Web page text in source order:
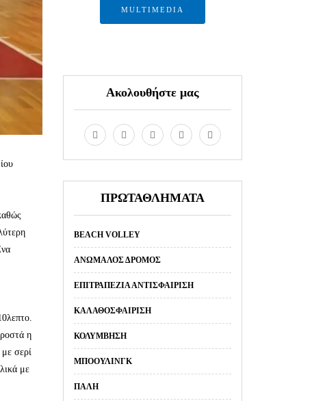
η
σερί
με
MULTIMEDIA
Ακολουθήστε μας
ΠΡΩΤΑΘΛΗΜΑΤΑ
BEACH VOLLEY
ΑΝΏΜΑΛΟΣ ΔΡΌΜΟΣ
ΕΠΙΤΡΑΠΈΖΙΑ ΑΝΤΙΣΦΑΊΡΙΣΗ
ΚΑΛΑΘΟΣΦΑΊΡΙΣΗ
ΚΟΛΎΜΒΗΣΗ
ΜΠΌΟΥΛΙΝΓΚ
ΠΆΛΗ